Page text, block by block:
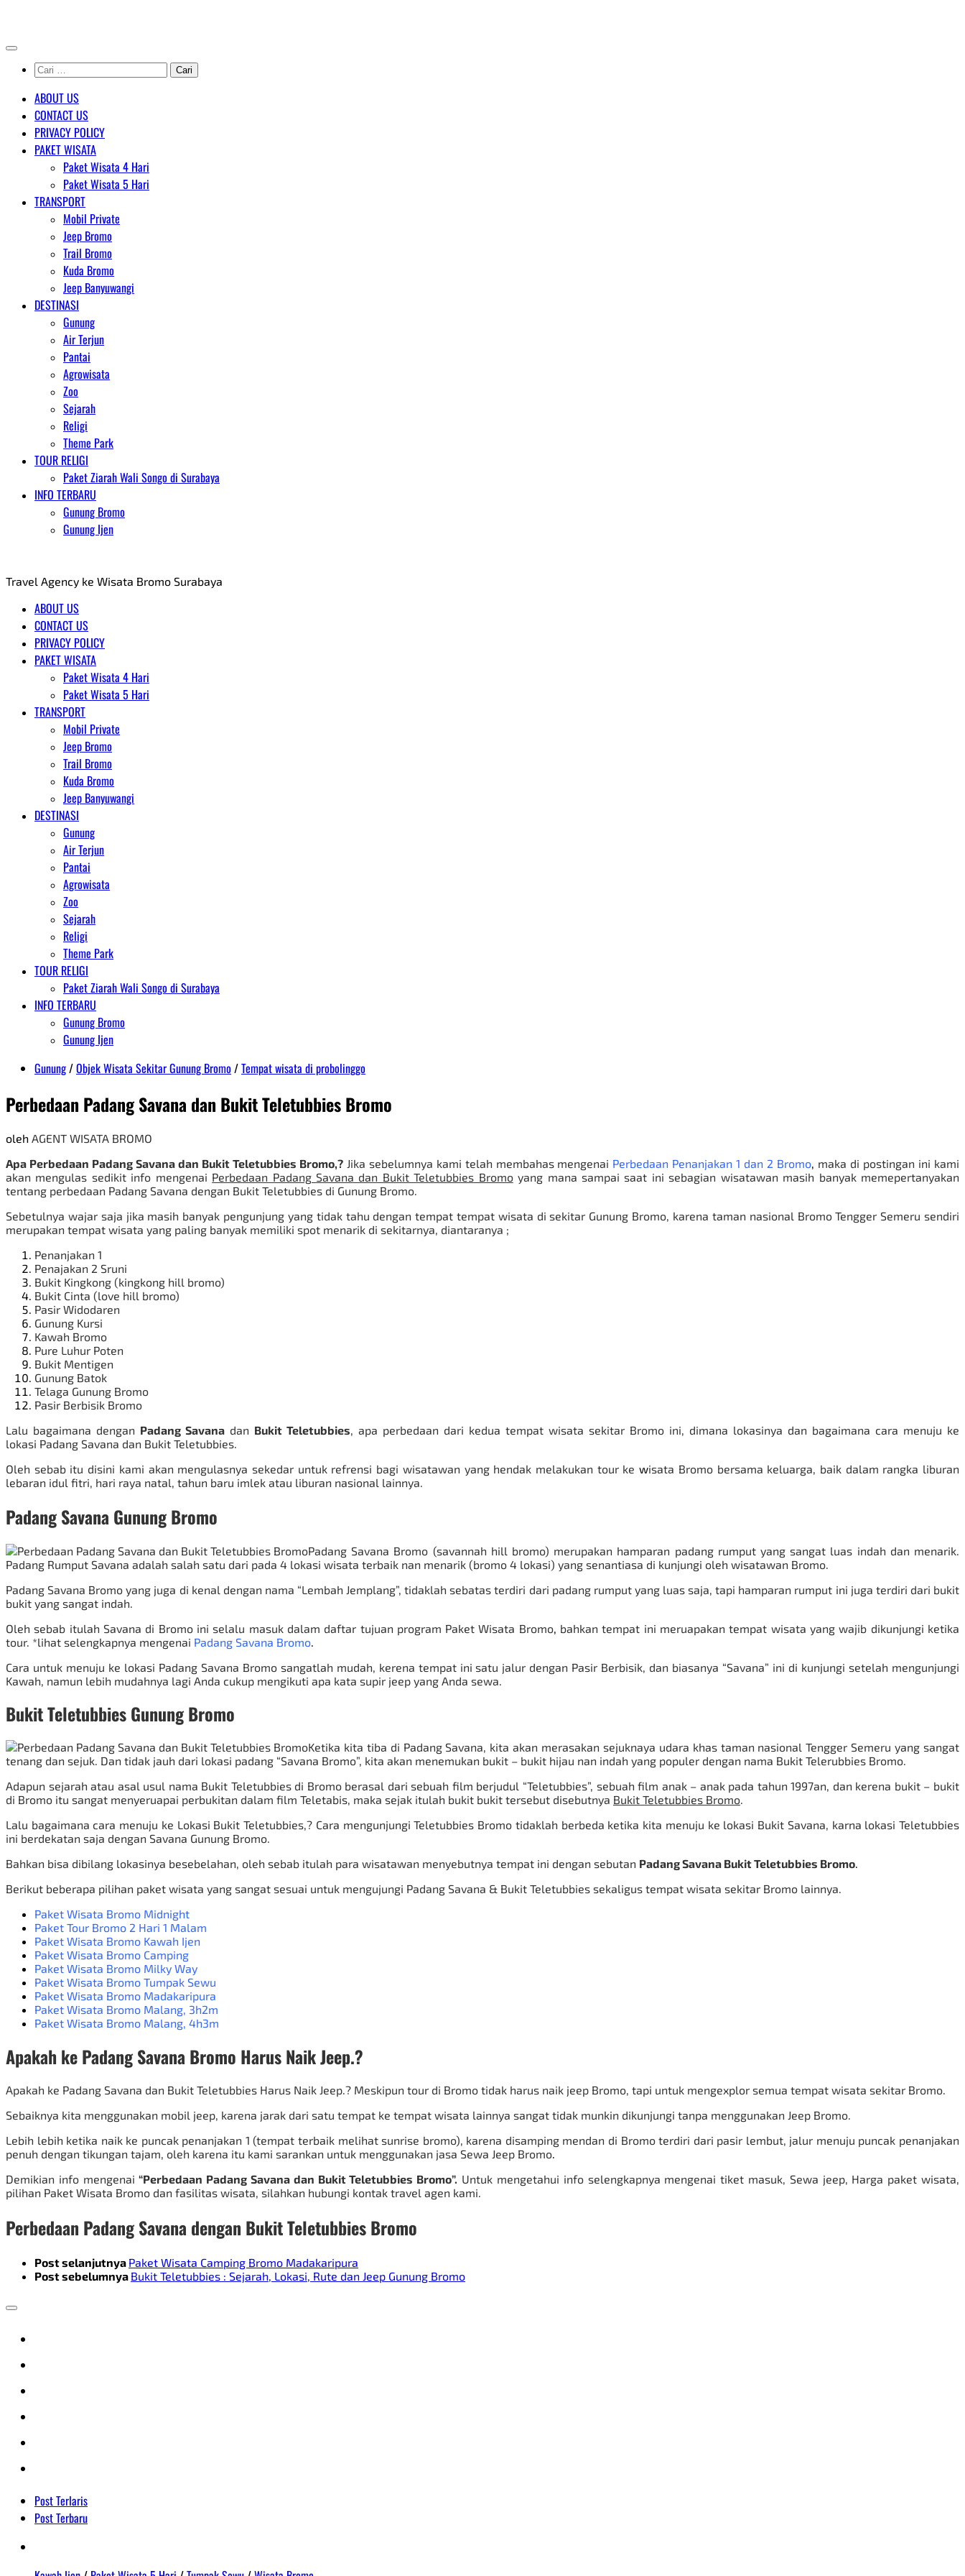
content
Cari
untuk:
ABOUT US
CONTACT US
PRIVACY POLICY
PAKET WISATA
Paket Wisata 4 Hari
Paket Wisata 5 Hari
TRANSPORT
Mobil Private
Jeep Bromo
Trail Bromo
Kuda Bromo
Jeep Banyuwangi
DESTINASI
Gunung
Air Terjun
Pantai
Agrowisata
Zoo
Sejarah
Religi
Theme Park
TOUR RELIGI
Paket Ziarah Wali Songo di Surabaya
INFO TERBARU
Gunung Bromo
Gunung Ijen
Travel Agency ke Wisata Bromo Surabaya
ABOUT US
CONTACT US
PRIVACY POLICY
PAKET WISATA
Paket Wisata 4 Hari
Paket Wisata 5 Hari
TRANSPORT
Mobil Private
Jeep Bromo
Trail Bromo
Kuda Bromo
Jeep Banyuwangi
DESTINASI
Gunung
Air Terjun
Pantai
Agrowisata
Zoo
Sejarah
Religi
Theme Park
TOUR RELIGI
Paket Ziarah Wali Songo di Surabaya
INFO TERBARU
Gunung Bromo
Gunung Ijen
Gunung/Objek Wisata Sekitar Gunung Bromo/Tempat wisata di probolinggo
Perbedaan Padang Savana dan Bukit Teletubbies Bromo
oleh AGENT WISATA BROMO
Apa Perbedaan Padang Savana dan Bukit Teletubbies Bromo,?Jika sebelumnya kami telah membahas mengenai Perbedaan Penanjakan 1 dan 2 Bromo, maka di postingan ini kami
akan mengulas sedikit info mengenai Perbedaan Padang Savana dan Bukit Teletubbies Bromoyang mana sampai saat ini sebagian wisatawan masih banyak memepertanyakan
tentang perbedaan Padang Savana dengan Bukit Teletubbies di Gunung Bromo.
Sebetulnya wajar saja jika masih banyak pengunjung yang tidak tahu dengan tempat tempat wisata di sekitar Gunung Bromo, karena taman nasional Bromo Tengger Semeru sendiri
merupakan tempat wisata yang paling banyak memiliki spot menarik di sekitarnya, diantaranya ;
Penanjakan 1
Penajakan 2 Sruni
Bukit Kingkong (kingkong hill bromo)
Bukit Cinta (love hill bromo)
Pasir Widodaren
Gunung Kursi
Kawah Bromo
Pure Luhur Poten
Bukit Mentigen
Gunung Batok
Telaga Gunung Bromo
Pasir Berbisik Bromo
Lalu bagaimana dengan Padang Savana dan Bukit Teletubbies, apa perbedaan dari kedua tempat wisata sekitar Bromo ini, dimana lokasinya dan bagaimana cara menuju ke
lokasi Padang Savana dan Bukit Teletubbies.
Oleh sebab itu disini kami akan mengulasnya sekedar untuk refrensi bagi wisatawan yang hendak melakukan tour ke wisata Bromo bersama keluarga, baik dalam rangka liburan
lebaran idul fitri, hari raya natal, tahun baru imlek atau liburan nasional lainnya.
Padang Savana Gunung Bromo
Padang Savana Bromo (savannah hill bromo) merupakan hamparan padang rumput yang sangat luas indah dan menarik.
Padang Rumput Savana adalah salah satu dari pada 4 lokasi wisata terbaik nan menarik (bromo 4 lokasi) yang senantiasa di kunjungi oleh wisatawan Bromo.
Padang Savana Bromo yang juga di kenal dengan nama “Lembah Jemplang”, tidaklah sebatas terdiri dari padang rumput yang luas saja, tapi hamparan rumput ini juga terdiri dari bukit
bukit yang sangat indah.
Oleh sebab itulah Savana di Bromo ini selalu masuk dalam daftar tujuan program Paket Wisata Bromo, bahkan tempat ini meruapakan tempat wisata yang wajib dikunjungi ketika
tour. *lihat selengkapnya mengenai Padang Savana Bromo
Cara untuk menuju ke lokasi Padang Savana Bromo sangatlah mudah, kerena tempat ini satu jalur dengan Pasir Berbisik, dan biasanya “Savana” ini di kunjungi setelah mengunjungi
Kawah, namun lebih mudahnya lagi Anda cukup mengikuti apa kata supir jeep yang Anda sewa.
Bukit Teletubbies Gunung Bromo
Ketika kita tiba di Padang Savana, kita akan merasakan sejuknaya udara khas taman nasional Tengger Semeru yang sangat
tenang dan sejuk. Dan tidak jauh dari lokasi padang “Savana Bromo”, kita akan menemukan bukit – bukit hijau nan indah yang populer dengan nama Bukit Telerubbies Bromo.
Adapun sejarah atau asal usul nama Bukit Teletubbies di Bromo berasal dari sebuah film berjudul “Teletubbies”, sebuah film anak – anak pada tahun 1997an, dan kerena bukit – bukit
di Bromo itu sangat menyeruapai perbukitan dalam film Teletabis, maka sejak itulah bukit bukit tersebut disebutnya Bukit Teletubbies Bromo.
Lalu bagaimana cara menuju ke Lokasi Bukit Teletubbies,? Cara mengunjungi Teletubbies Bromo tidaklah berbeda ketika kita menuju ke lokasi Bukit Savana, karna lokasi Teletubbies
ini berdekatan saja dengan Savana Gunung Bromo.
Bahkan bisa dibilang lokasinya besebelahan, oleh sebab itulah para wisatawan menyebutnya tempat ini dengan sebutan Padang Savana Bukit Teletubbies Bromo.
Berikut beberapa pilihan paket wisata yang sangat sesuai untuk mengujungi Padang Savana & Bukit Teletubbies sekaligus tempat wisata sekitar Bromo lainnya.
Paket Wisata Bromo Midnight
Paket Tour Bromo 2 Hari 1 Malam
Paket Wisata Bromo Kawah Ijen
Paket Wisata Bromo Camping
Paket Wisata Bromo Milky Way
Paket Wisata Bromo Tumpak Sewu
Paket Wisata Bromo Madakaripura
Paket Wisata Bromo Malang, 3h2m
Paket Wisata Bromo Malang, 4h3m
Apakah ke Padang Savana Bromo Harus Naik Jeep.?
Apakah ke Padang Savana dan Bukit Teletubbies Harus Naik Jeep.? Meskipun tour di Bromo tidak harus naik jeep Bromo, tapi untuk mengexplor semua tempat wisata sekitar Bromo
Sebaiknya kita menggunakan mobil jeep, karena jarak dari satu tempat ke tempat wisata lainnya sangat tidak munkin dikunjungi tanpa menggunakan Jeep Bromo.
Lebih lebih ketika naik ke puncak penanjakan 1 (tempat terbaik melihat sunrise bromo), karena disamping mendan di Bromo terdiri dari pasir lembut, jalur menuju puncak penanjakan
penuh dengan tikungan tajam, oleh karena itu kami sarankan untuk menggunakan jasa Sewa Jeep Bromo
Demikian info mengenai“Perbedaan Padang Savana dan Bukit Teletubbies Bromo”. Untuk mengetahui info selengkapnya mengenai tiket masuk, Sewa jeep, Harga paket wisata,
pilihan Paket Wisata Bromo dan fasilitas wisata, silahkan hubungi kontak travel agen kami.
Perbedaan Padang Savana dengan Bukit Teletubbies Bromo
Post selanjutnya Paket Wisata Camping Bromo Madakaripura
Post sebelumnya Bukit Teletubbies : Sejarah, Lokasi, Rute dan Jeep Gunung Bromo
Post Terlaris
Post Terbaru